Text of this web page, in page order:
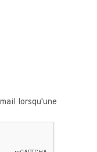
lorsqu'une